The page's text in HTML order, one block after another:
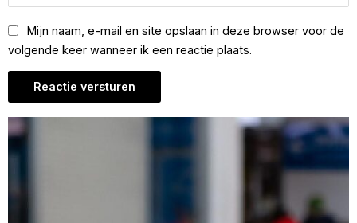
Mijn naam, e-mail en site opslaan in deze browser voor de
volgende keer wanneer ik een reactie plaats.